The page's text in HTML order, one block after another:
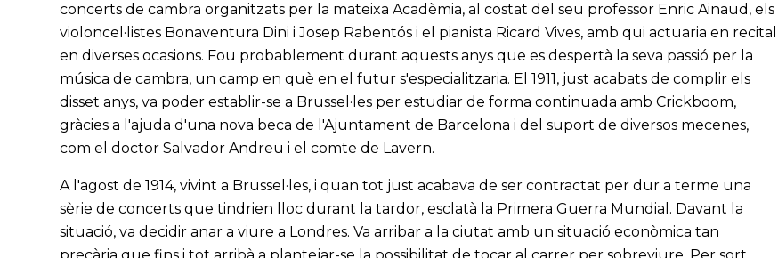
concerts de cambra organitzats per la mateixa Acadèmia, al costat del seu professor Enric Ainaud, els
violoncel·listes Bonaventura Dini i Josep Rabentós i el pianista Ricard Vives, amb qui actuaria en recital
en diverses ocasions. Fou probablement durant aquests anys que es despertà la seva passió per la
música de cambra, un camp en què en el futur s'especialitzaria. El 1911, just acabats de complir els
disset anys, va poder establir-se a Brussel·les per estudiar de forma continuada amb Crickboom,
gràcies a l'ajuda d'una nova beca de l'Ajuntament de Barcelona i del suport de diversos mecenes,
com el doctor Salvador Andreu i el comte de Lavern.
A l'agost de 1914, vivint a Brussel·les, i quan tot just acabava de ser contractat per dur a terme una
sèrie de concerts que tindrien lloc durant la tardor, esclatà la Primera Guerra Mundial. Davant la
situació, va decidir anar a viure a Londres. Va arribar a la ciutat amb un situació econòmica tan